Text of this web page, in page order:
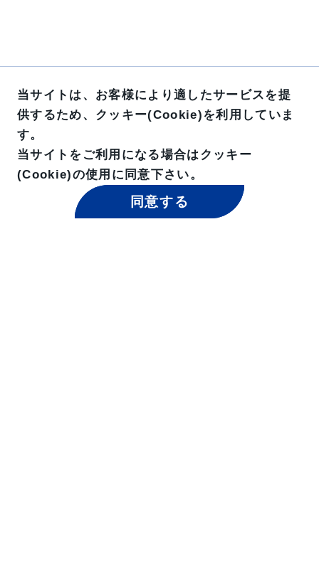
当サイトは、お客様により適したサービスを提
供するため、クッキー(Cookie)を利用していま
す。
当サイトをご利用になる場合はクッキー
(Cookie)の使用に同意下さい。
同意する
東京貿易グループ 公式SNS